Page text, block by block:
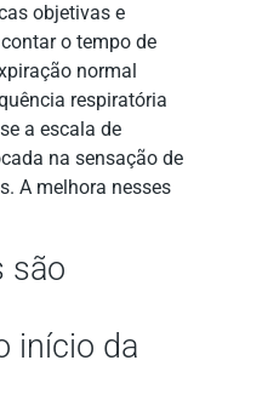
objetivas e
o tempo de
normal
respiratória
a escala de
na sensação de
A melhora nesses
são
início da